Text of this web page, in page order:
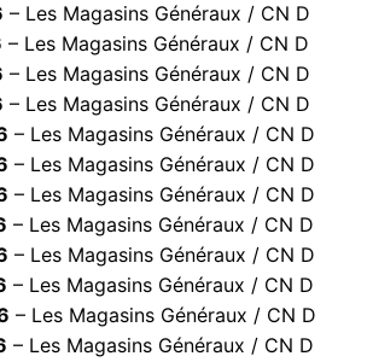
– Les Magasins Généraux / CN D
– Les Magasins Généraux / CN D
– Les Magasins Généraux / CN D
– Les Magasins Généraux / CN D
– Les Magasins Généraux / CN D
– Les Magasins Généraux / CN D
– Les Magasins Généraux / CN D
– Les Magasins Généraux / CN D
– Les Magasins Généraux / CN D
– Les Magasins Généraux / CN D
– Les Magasins Généraux / CN D
– Les Magasins Généraux / CN D